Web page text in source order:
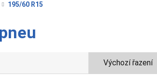
195/60 R15
Výchozí řazení